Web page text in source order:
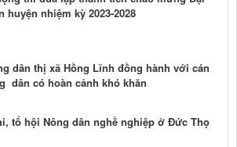
huyện nhiệm kỳ 2023-2028
dân thị xã Hồng Lĩnh đồng hành với cán
dân có hoàn cảnh khó khăn
tổ hội Nông dân nghề nghiệp ở Đức Thọ